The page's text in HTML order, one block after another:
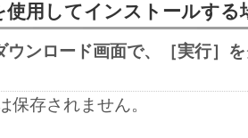
use the SOFTWARE except as
and shall not assign,
or transfer to any third party the
使用してインストールする
ウンロード画面で、［実行］
保存されません。